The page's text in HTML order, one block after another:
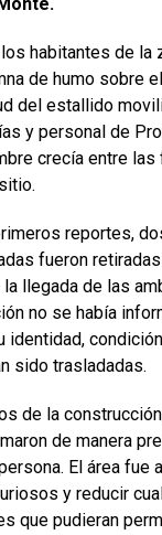
habitantes de la
de humo sobre
del estallido
y personal de
crecía entre las
reportes,
fueron
llegada de las
no se había
identidad,
sido trasladadas.
de la
de manera
El área fue
y reducir
que pudieran